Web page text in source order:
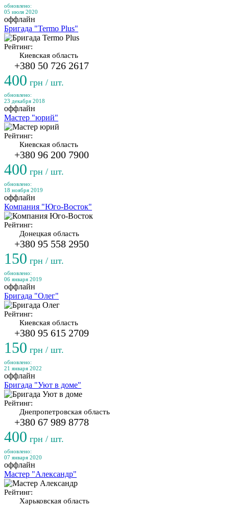
обновлено:
05 июля 2020
оффлайн
Бригада "Termo Plus"
Рейтинг:
Киевская область
+380 50 726 2617
400 грн / шт.
обновлено:
23 декабря 2018
оффлайн
Мастер "юрий"
Рейтинг:
Киевская область
+380 96 200 7900
400 грн / шт.
обновлено:
18 ноября 2019
оффлайн
Компания "Юго-Восток"
Рейтинг:
Донецкая область
+380 95 558 2950
150 грн / шт.
обновлено:
06 января 2019
оффлайн
Бригада "Олег"
Рейтинг:
Киевская область
+380 95 615 2709
150 грн / шт.
обновлено:
21 января 2022
оффлайн
Бригада "Уют в доме"
Рейтинг:
Днепропетровская область
+380 67 989 8778
400 грн / шт.
обновлено:
07 января 2020
оффлайн
Мастер "Александр"
Рейтинг:
Харьковская область